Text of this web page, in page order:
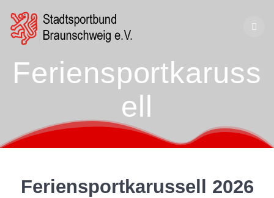
Feriensportkaruss
ell
Feriensportkarussell 2026